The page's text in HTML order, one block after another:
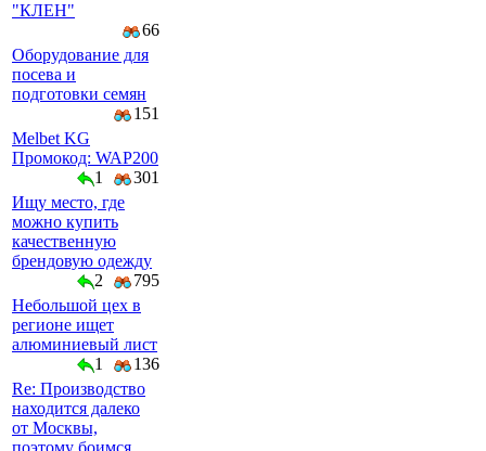
"КЛЕН"
66
Оборудование для
посева и
подготовки семян
151
Melbet KG
Промокод: WAP200
1
301
Ищу место, где
можно купить
качественную
брендовую одежду
2
795
Небольшой цех в
регионе ищет
алюминиевый лист
1
136
Re: Производство
находится далеко
от Москвы,
поэтому боимся